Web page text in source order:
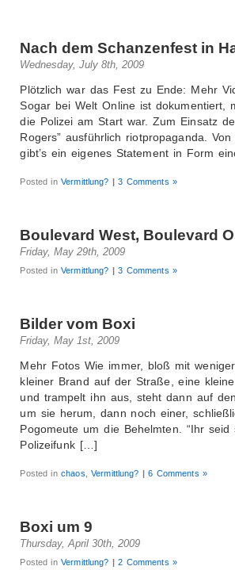
Nach dem Schanzenfest in
Wednesday, July 8th, 2009
Plötzlich war das Fest zu Ende: Mehr
Sogar bei Welt Online ist dokumentiert,
die Polizei am Start war. Zum Einsatz
Rogers” ausführlich riotpropaganda.
gibt’s ein eigenes Statement in Form
Posted inVermittlung? | 3 Comments »
Boulevard West, Boulevard
Friday, May 29th, 2009
Posted inVermittlung? | 3 Comments »
Bilder vom Boxi
Friday, May 1st, 2009
Mehr Fotos Wie immer, bloß mit
kleiner Brand auf der Straße, eine
und trampelt ihn aus, steht dann auf
um sie herum, dann noch einer,
Pogomeute um die Behelmten. “Ihr
Polizeifunk […]
Posted inchaos ,Vermittlung? | 6 Comments »
Boxi um 9
Thursday, April 30th, 2009
Posted inVermittlung? | 2 Comments »